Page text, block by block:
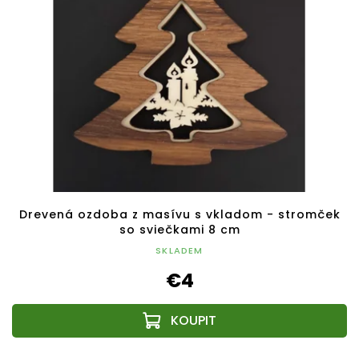
Drevená ozdoba z masívu s vkladom - stromček
so sviečkami 8 cm
SKLADEM
€4